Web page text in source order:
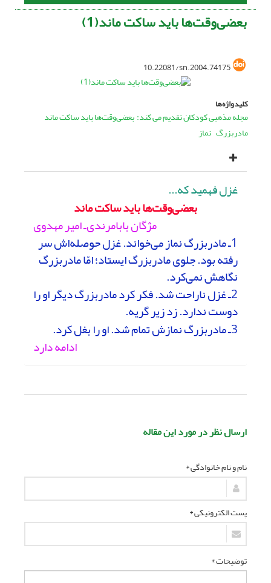
بعضی‌وقت‌ها باید ساکت ماند(1)
10.22081/sn.2004.74175
کلیدواژه‌ها
مجله مذهبی کودکان تقدیم می کند: بعضی‌وقت‌ها باید ساکت ماند
مادربزرگ نماز
غزل فهمید که‌...
بعضی‌وقت‌ها باید ساکت ماند
مژگان بابامرندی‌ـ امیر مهدوی
1‌ـ مادربزرگ نماز می‌خواند. غزل حوصله‌اش سر
رفته بود. جلوی مادربزرگ ایستاد؛ امّا مادربزرگ
نگاهش نمی‌کرد.
2‌ـ غزل ناراحت شد. فکر کرد مادربزرگ دیگر او را
دوست ندارد. زد زیر گریه.
3‌ـ مادربزرگ نمازش تمام شد. او را بغل کرد.
ادامه دارد
ارسال نظر در مورد این مقاله
نام و نام خانوادگی *
پست الکترونیکی *
توضیحات *